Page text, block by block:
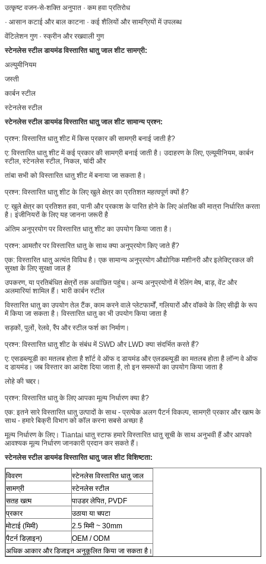
उत्कृष्ट वजन-से-शक्ति अनुपात · कम हवा प्रतिरोध
· आसान कटाई और बाल काटना · कई शैलियों और सामग्रियों में उपलब्ध
वेंटिलेशन गुण · स्क्रीन और रखवाली गुण
स्टेनलेस स्टील डायमंड विस्तारित धातु जाल शीट सामग्री:
अल्युमीनियम
जस्ती
कार्बन स्टील
स्टेनलेस स्टील
स्टेनलेस स्टील डायमंड विस्तारित धातु जाल शीट सामान्य प्रश्न:
प्रश्न: विस्तारित धातु शीट में किस प्रकार की सामग्री बनाई जाती है?
ए: विस्तारित धातु शीट में कई प्रकार की सामग्री बनाई जाती है। उदाहरण के लिए, एल्यूमीनियम, कार्बन
स्टील, स्टेनलेस स्टील, निकल, चांदी और
तांबा सभी को विस्तारित धातु शीट में बनाया जा सकता है।
प्रश्न: विस्तारित धातु शीट के लिए खुले क्षेत्र का प्रतिशत महत्वपूर्ण क्यों है?
ए: खुले क्षेत्र का प्रतिशत हवा, पानी और प्रकाश के पारित होने के लिए अंतरिक्ष की मात्रा निर्धारित करता
है। इंजीनियरों के लिए यह जानना जरूरी है
अंतिम अनुप्रयोग पर विस्तारित धातु शीट का उपयोग किया जाता है।
प्रश्न: आमतौर पर विस्तारित धातु के साथ क्या अनुप्रयोग किए जाते हैं?
एक: विस्तारित धातु अत्यंत विविध है। एक सामान्य अनुप्रयोग औद्योगिक मशीनरी और इलेक्ट्रिकल की
सुरक्षा के लिए सुरक्षा जाल है
उपकरण, या प्रतिबंधित क्षेत्रों तक अवांछित पहुंच। अन्य अनुप्रयोगों में रेलिंग मेष, बाड़, वेंट और
अलमारियां शामिल हैं। भारी कार्बन स्टील
विस्तारित धातु का उपयोग तेल टैंक, काम करने वाले प्लेटफार्मों, गलियारों और वॉकवे के लिए सीढ़ी के रूप
में किया जा सकता है। विस्तारित धातु का भी उपयोग किया जाता है
सड़कों, पुलों, रेलवे, रैंप और स्टील फर्श का निर्माण।
प्रश्न: विस्तारित धातु शीट के संबंध में SWD और LWD क्या संदर्भित करते हैं?
ए: एसडब्ल्यूडी का मतलब होता है शॉर्ट वे ऑफ द डायमंड और एलडब्ल्यूडी का मतलब होता है लॉन्ग वे ऑफ
द डायमंड। जब विस्तार का आदेश दिया जाता है, तो इन समरूपों का उपयोग किया जाता है
लोहे की चद्दर।
प्रश्न: विस्तारित धातु के लिए आपका मूल्य निर्धारण क्या है?
एक: इतने सारे विस्तारित धातु उत्पादों के साथ - प्रत्येक अलग पैटर्न विकल्प, सामग्री प्रकार और खत्म के
साथ - हमारे बिक्री विभाग को कॉल करना सबसे अच्छा है
मूल्य निर्धारण के लिए। Tiantai धातु स्टाफ हमारे विस्तारित धातु सूची के साथ अनुभवी हैं और आपको
आवश्यक मूल्य निर्धारण जानकारी प्रदान कर सकते हैं।
स्टेनलेस स्टील डायमंड विस्तारित धातु जाल शीट विशिष्टता:
विवरण
स्टेनलेस विस्तारित धातु जाल
सामग्री
स्टेनलेस स्टील
सतह खत्म
पाउडर लेपित, PVDF
प्रकार
उठाया या चपटा
मोटाई (मिमी)
2.5 मिमी ~ 30mm
पैटर्न डिज़ाइन)
OEM / ODM
अधिक आकार और डिजाइन अनुकूलित किया जा सकता है।